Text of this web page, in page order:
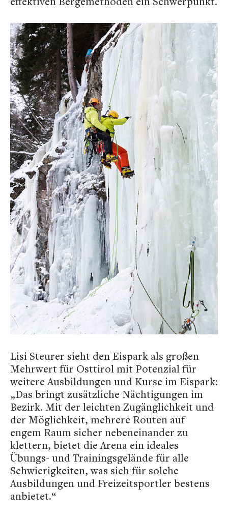
Lisi Steurer sieht den Eispark als großen
Mehrwert für Osttirol mit Potenzial für
weitere Ausbildungen und Kurse im Eispark:
„Das bringt zusätzliche Nächtigungen im
Bezirk. Mit der leichten Zugänglichkeit und
der Möglichkeit, mehrere Routen auf
engem Raum sicher nebeneinander zu
klettern, bietet die Arena ein ideales
Übungs- und Trainingsgelände für alle
Schwierigkeiten, was sich für solche
Ausbildungen und Freizeitsportler bestens
anbietet.“